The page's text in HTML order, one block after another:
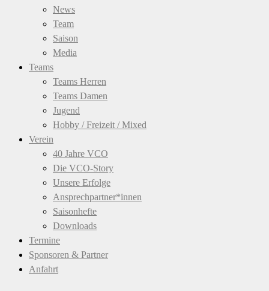
News
Team
Saison
Media
Teams
Teams Herren
Teams Damen
Jugend
Hobby / Freizeit / Mixed
Verein
40 Jahre VCO
Die VCO-Story
Unsere Erfolge
Ansprechpartner*innen
Saisonhefte
Downloads
Termine
Sponsoren & Partner
Anfahrt